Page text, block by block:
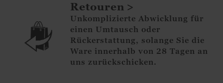
Retouren
Unkomplizierte Abwicklung für
einen Umtausch oder
Rückerstattung, solange Sie die
Ware innerhalb von 28 Tagen an
uns zurückschicken.